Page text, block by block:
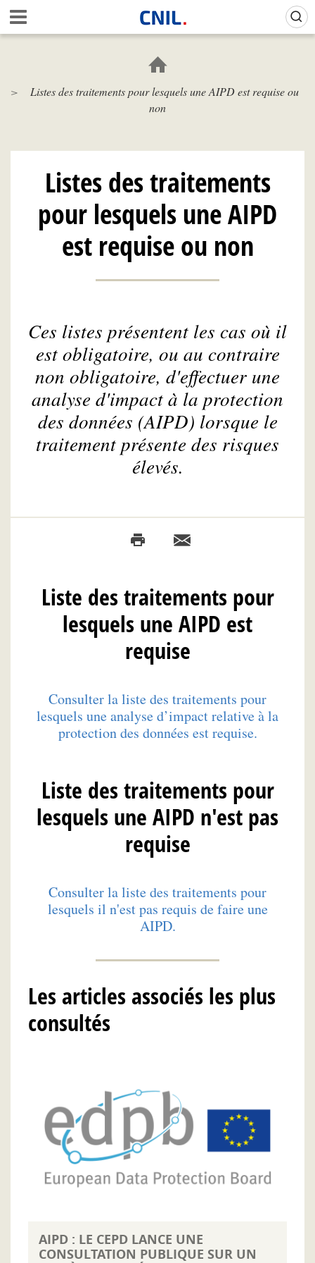
Aller
au
contenu
c
i
N
L
Listes des traitements pour lesquels une AIPD est requise ou
non
Listes des traitements
pour lesquels une AIPD
est requise ou non
Ces listes présentent les cas où il
est obligatoire, ou au contraire
non obligatoire, d'effectuer une
analyse d'impact à la protection
des données (AIPD) lorsque le
traitement présente des risques
élevés.
Liste des traitements pour
lesquels une AIPD est
requise
Consulter la liste des traitements pour
lesquels une analyse d’impact relative à la
protection des données est requise.
Liste des traitements pour
lesquels une AIPD n'est pas
requise
Consulter la liste des traitements pour
lesquels il n'est pas requis de faire une
AIPD.
Les articles associés les plus
consultés
AIPD : LE CEPD LANCE UNE
CONSULTATION PUBLIQUE SUR UN
Gestion de vos préférences sur les cookies (témoins de connexion)